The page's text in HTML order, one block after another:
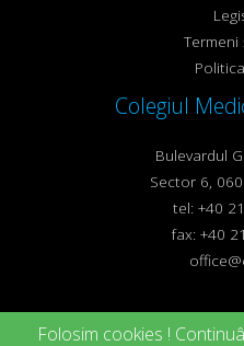
Colegiul
Bulevardul
Sector 6,
tel: +40
fax: +40
Folosim cookies !